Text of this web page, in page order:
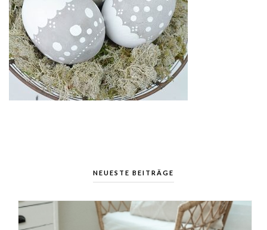
NEUESTE BEITRÄGE